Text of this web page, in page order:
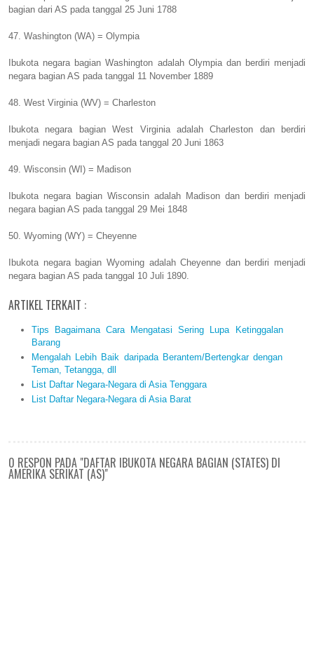
bagian dari AS pada tanggal 25 Juni 1788
47. Washington (WA) = Olympia
Ibukota negara bagian Washington adalah Olympia dan berdiri menjadi
negara bagian AS pada tanggal 11 November 1889
48. West Virginia (WV) = Charleston
Ibukota negara bagian West Virginia adalah Charleston dan berdiri
menjadi negara bagian AS pada tanggal 20 Juni 1863
49. Wisconsin (WI) = Madison
Ibukota negara bagian Wisconsin adalah Madison dan berdiri menjadi
negara bagian AS pada tanggal 29 Mei 1848
50. Wyoming (WY) = Cheyenne
Ibukota negara bagian Wyoming adalah Cheyenne dan berdiri menjadi
negara bagian AS pada tanggal 10 Juli 1890.
ARTIKEL TERKAIT :
Tips Bagaimana Cara Mengatasi Sering Lupa Ketinggalan
Barang
Mengalah Lebih Baik daripada Berantem/Bertengkar dengan
Teman, Tetangga, dll
List Daftar Negara-Negara di Asia Tenggara
List Daftar Negara-Negara di Asia Barat
0 RESPON PADA "DAFTAR IBUKOTA NEGARA BAGIAN (STATES) DI
AMERIKA SERIKAT (AS)"